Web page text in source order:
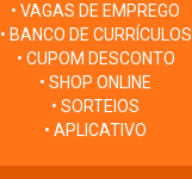
• VAGAS DE EMPREGO
• BANCO DE CURRÍCULOS
• CUPOM DESCONTO
• SHOP ONLINE
• SORTEIOS
• APLICATIVO